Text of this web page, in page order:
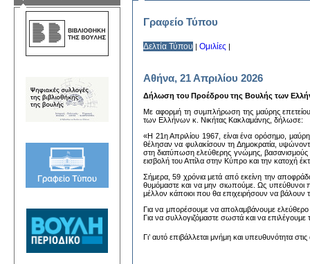
Γραφείο Τύπου
Δελτία Τύπου | Ομιλίες |
Αθήνα, 21 Απριλίου 2026
Δήλωση του Προέδρου της Βουλής των
Με αφορμή τη συμπλήρωση της μαύρης
των Ελλήνων κ. Νικήτας Κακλαμάνης, δήλωσε:
«Η 21η Απριλίου 1967, είναι ένα ορόσημο, μαύρη
θέλησαν να φυλακίσουν τη Δημοκρατία,
στη διατύπωση ελεύθερης γνώμης, βασανισμούς
εισβολή του Αττίλα στην Κύπρο και την κατοχή
Σήμερα, 59 χρόνια μετά από εκείνη την
θυμόμαστε και να μην σιωπούμε. Ως υπεύθυνοι
μέλλον κάποιοι που θα επιχειρήσουν να βάλουν
Για να μπορέσουμε να απολαμβάνουμε ελεύθερο
Για να συλλογιζόμαστε σωστά και να
Γι’ αυτό επιβάλλεται μνήμη και υπευθυνότητα